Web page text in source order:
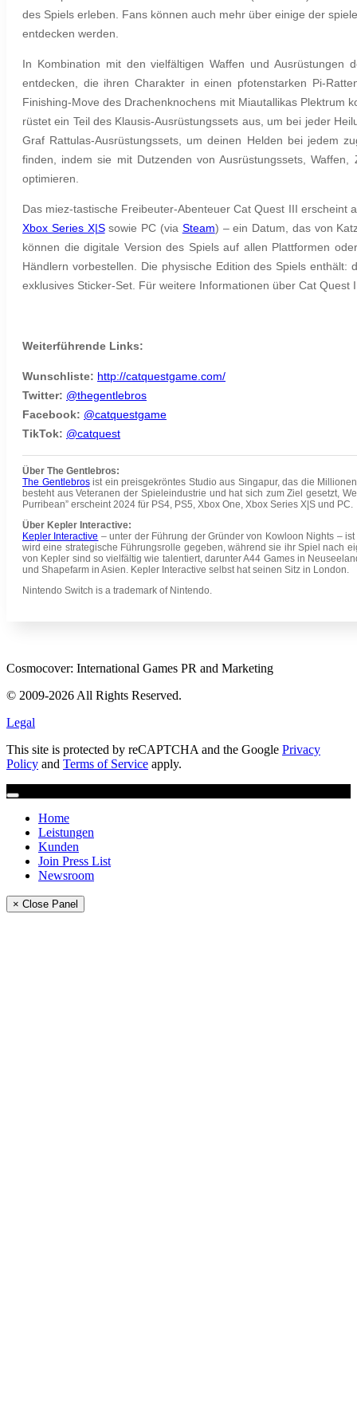
des Spiels erleben. Fans können auch mehr über einige der
entdecken werden.
In Kombination mit den vielfältigen Waffen und Ausrüstungen
entdecken, die ihren Charakter in einen pfotenstarken Pi-
Finishing-Move des Drachenknochens mit Miautallikas Plektrum
rüstet ein Teil des Klausis-Ausrüstungssets aus, um bei jeder
Graf Rattulas-Ausrüstungssets, um deinen Helden bei jedem
finden, indem sie mit Dutzenden von Ausrüstungssets,
optimieren.
Das miez-tastische Freibeuter-Abenteuer Cat Quest III erscheint
Xbox Series X|Ssowie PC (via Steam) – ein Datum, das von
können die digitale Version des Spiels auf allen Plattformen
Händlern vorbestellen. Die physische Edition des Spiels
exklusives Sticker-Set. Für weitere Informationen über Cat Quest
Weiterführende Links:
Wunschliste: http://catquestgame.com/
Twitter: @thegentlebros
Facebook: @catquestgame
TikTok: @catquest
Über The Gentlebros:
The Gentlebrosist ein preisgekröntes Studio aus Singapur, das die
besteht aus Veteranen der Spieleindustrie und hat sich zum Ziel gesetzt,
Purribean” erscheint 2024 für PS4, PS5, Xbox One, Xbox Series X|S und PC.
Über Kepler Interactive:
Kepler Interactive – unter der Führung der Gründer von Kowloon Nights –
wird eine strategische Führungsrolle gegeben, während sie ihr Spiel nach
von Kepler sind so vielfältig wie talentiert, darunter A44 Games in
und Shapefarm in Asien. Kepler Interactive selbst hat seinen Sitz in London.
Nintendo Switch is a trademark of Nintendo.
Cosmocover: International Games PR and Marketing
© 2009-2026 All Rights Reserved.
Legal
This site is protected by reCAPTCHA and the Google Privacy
Policy and Terms of Service apply.
Home
Leistungen
Kunden
Join Press List
Newsroom
× Close Panel